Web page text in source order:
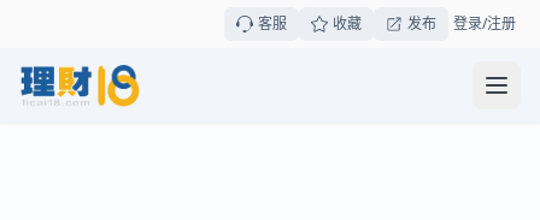
客服 收藏 发布 登录/注册